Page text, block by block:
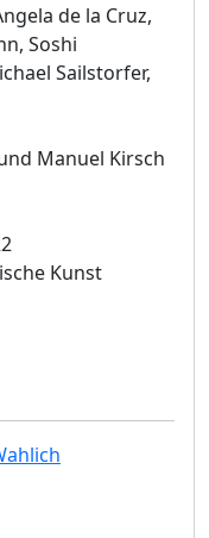
de la Cruz,
Soshi
Sailstorfer,
Manuel Kirsch
Kunst